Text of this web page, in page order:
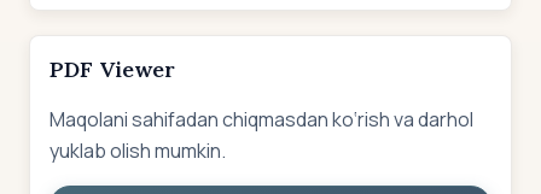
PDF Viewer
Maqolani sahifadan chiqmasdan ko‘rish va darhol
yuklab olish mumkin.